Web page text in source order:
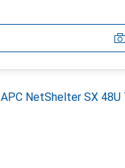
APC NetShelter SX 48U